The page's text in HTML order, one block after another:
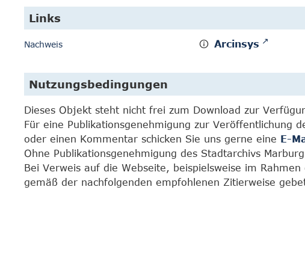
Links
Nachweis Arcinsys
Nutzungsbedingungen
Dieses Objekt steht nicht frei zum Download zur
Für eine Publikationsgenehmigung zur Veröffentlichung
oder einen Kommentar schicken Sie uns gerne eine E-
Ohne Publikationsgenehmigung des Stadtarchivs
Bei Verweis auf die Webseite, beispielsweise im
gemäß der nachfolgenden empfohlenen Zitierweise